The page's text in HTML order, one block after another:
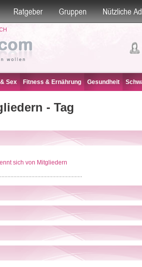
Ratgeber Gruppen Nützliche
Sex Fitness & Ernährung Gesundheit
- Tag
sich von Mitgliedern